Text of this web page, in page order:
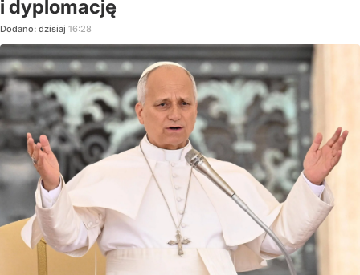
i dyplomację
Dodano: dzisiaj 16:28